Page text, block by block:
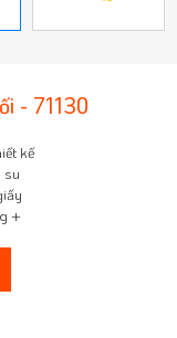
- 71130
kế
su
+